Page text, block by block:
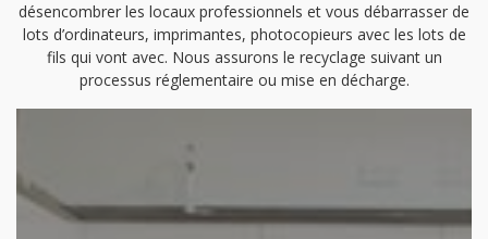
désencombrer les locaux professionnels et vous débarrasser de
lots d’ordinateurs, imprimantes, photocopieurs avec les lots de
fils qui vont avec. Nous assurons le recyclage suivant un
processus réglementaire ou mise en décharge.